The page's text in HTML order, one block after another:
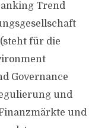
Trend
für die
Governance
und
und